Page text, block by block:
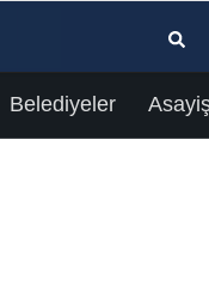
Belediyeler